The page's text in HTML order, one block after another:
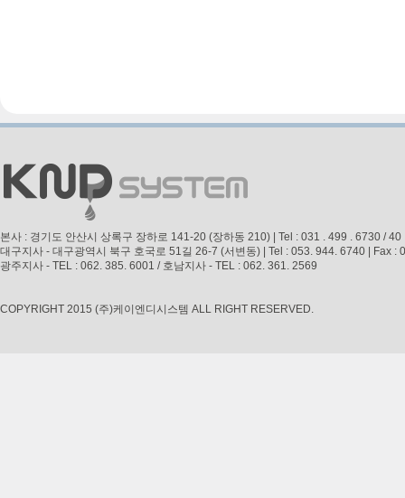
본사 : 경기도 안산시 상록구 장하로 141-20 (장하동 210) | Tel : 031 . 499 . 6730 /
대구지사 - 대구광역시 북구 호국로 51길 26-7 (서변동) | Tel : 053. 944. 6740 | Fax
광주지사 - TEL : 062. 385. 6001 / 호남지사 - TEL : 062. 361. 2569
COPYRIGHT 2015 (주)케이엔디시스템 ALL RIGHT RESERVED.